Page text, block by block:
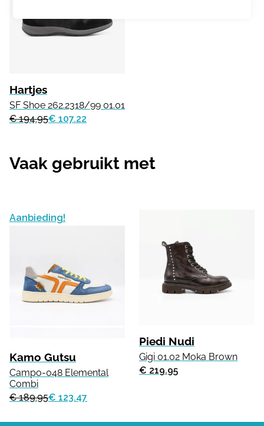
Hartjes
SF Shoe 262.2318/99 01.01
€ 194.95€ 107.22
Vaak gebruikt met
Aanbieding!
Kamo Gutsu
Campo-048 Elemental
Combi
€ 189.95€ 123.47
Piedi Nudi
Gigi 01.02 Moka Brown
€ 219.95